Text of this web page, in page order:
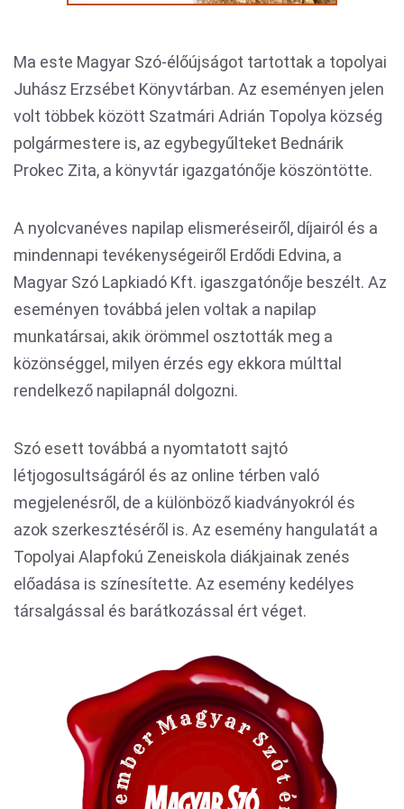
Ma este Magyar Szó-élőújságot tartottak a topolyai
Juhász Erzsébet Könyvtárban. Az eseményen jelen
volt többek között Szatmári Adrián Topolya község
polgármestere is, az egybegyűlteket Bednárik
Prokec Zita, a könyvtár igazgatónője köszöntötte.
A nyolcvanéves napilap elismeréseiről, díjairól és a
mindennapi tevékenységeiről Erdődi Edvina, a
Magyar Szó Lapkiadó Kft. igaszgatónője beszélt. Az
eseményen továbbá jelen voltak a napilap
munkatársai, akik örömmel osztották meg a
közönséggel, milyen érzés egy ekkora múlttal
rendelkező napilapnál dolgozni.
Szó esett továbbá a nyomtatott sajtó
létjogosultságáról és az online térben való
megjelenésről, de a különböző kiadványokról és
azok szerkesztéséről is. Az esemény hangulatát a
Topolyai Alapfokú Zeneiskola diákjainak zenés
előadása is színesítette. Az esemény kedélyes
társalgással és barátkozással ért véget.